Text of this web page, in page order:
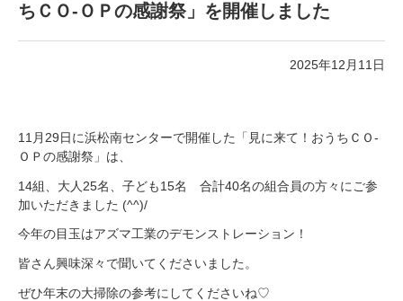
ちＣＯ-ＯＰの感謝祭」を開催しました
2025年12月11日
11月29日に浜松南センターで開催した「見に来て！おうちＣＯ-
ＯＰの感謝祭」は、
14組、大人25名、子ども15名 合計40名の組合員の方々にご参
加いただきました (^^)/
今年の目玉はアズマ工業のデモンストレーション！
皆さん興味深々で聞いてくださいました。
ぜひ年末の大掃除の参考にしてくださいね♡